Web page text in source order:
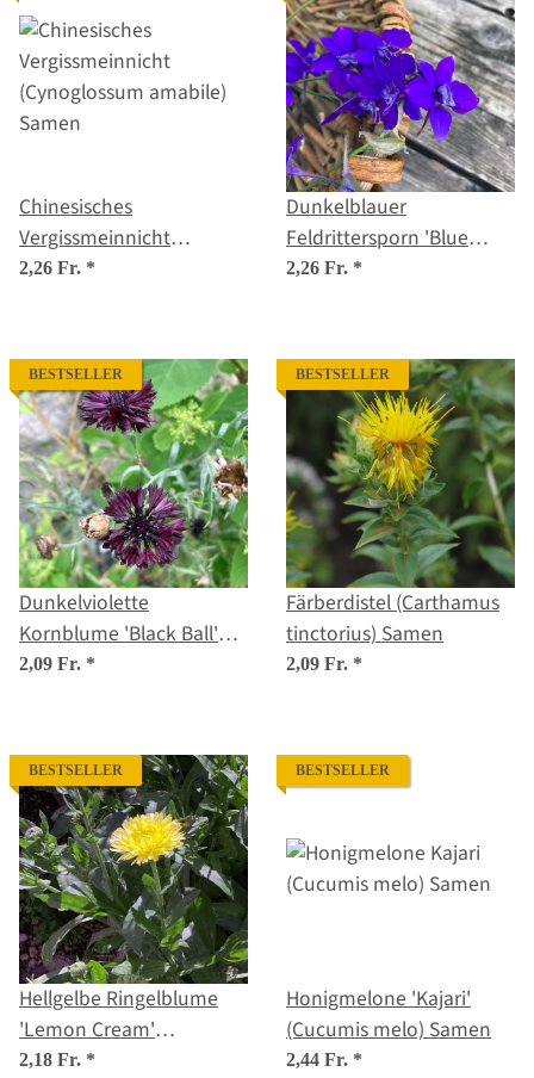
Chinesisches
Vergissmeinnicht
(Cynoglossum amabile)
2,26 Fr. *
Dunkelblauer
Feldrittersporn 'Blue
Spire' (Consolida ajacis)
2,26 Fr. *
BESTSELLER
Dunkelviolette
Kornblume 'Black Ball'
(Centaurea cyanus)
2,09 Fr. *
BESTSELLER
Färberdistel (Carthamus
tinctorius) Samen
2,09 Fr. *
BESTSELLER
Hellgelbe Ringelblume
'Lemon Cream'
(Calendula officinalis)
2,18 Fr. *
BESTSELLER
Honigmelone 'Kajari'
(Cucumis melo) Samen
2,44 Fr. *